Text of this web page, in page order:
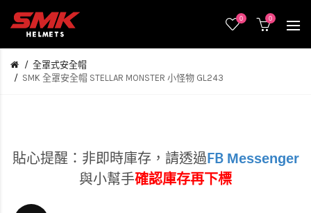
0 0
全罩式安全帽
SMK 全罩安全帽 STELLAR MONSTER 小怪物 GL243
貼心提醒：非即時庫存， 請透過 FB Messenger
與小幫手確認庫存再下標